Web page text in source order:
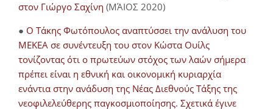
στον Γιώργο Σαχίνη (ΜΆΙΟΣ 2020)
● O Τάκης Φωτόπουλος αναπτύσσει την ανάλυση του
ΜΕΚΕΑ σε συνέντευξη του στον Κώστα Ουίλς
τονίζοντας ότι ο πρωτεύων στόχος των λαών σήμερα
πρέπει είναι η εθνική και οικονομική κυριαρχία
ενάντια στην ανάδυση της Νέας Διεθνούς Τάξης της
νεοφιλελεύθερης παγκοσμιοποίησης. Σχετικά έγινε